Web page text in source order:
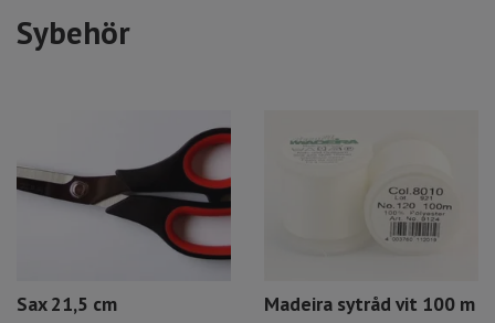
Sybehör
Sax 21,5 cm Madeira sytråd vit 100 m